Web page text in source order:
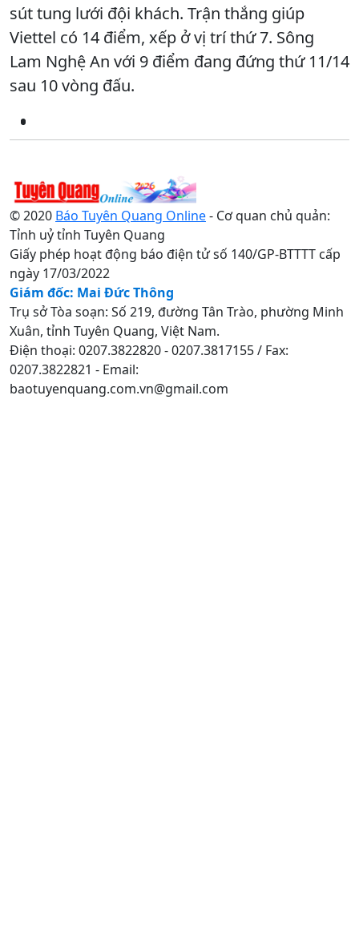
sút tung lưới đội khách. Trận thắng giúp
Viettel có 14 điểm, xếp ở vị trí thứ 7. Sông
Lam Nghệ An với 9 điểm đang đứng thứ 11/14
sau 10 vòng đấu.
© 2020 Báo Tuyên Quang Online- Cơ quan chủ quản:
Tỉnh uỷ tỉnh Tuyên Quang
Giấy phép hoạt động báo điện tử số 140/GP-BTTTT cấp
ngày 17/03/2022
Giám đốc: Mai Đức Thông
Trụ sở Tòa soạn: Số 219, đường Tân Trào, phường Minh
Xuân, tỉnh Tuyên Quang, Việt Nam.
Điện thoại: 0207.3822820 - 0207.3817155 / Fax:
0207.3822821 - Email:
baotuyenquang.com.vn@gmail.com